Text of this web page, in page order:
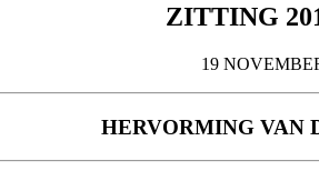
ZITTING
19
HERVORMING VAN